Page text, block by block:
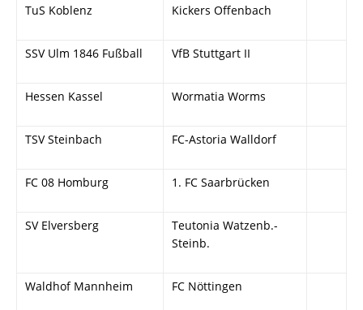
TuS Koblenz Kickers Offenbach
SSV Ulm 1846 Fußball VfB Stuttgart II
Hessen Kassel Wormatia Worms
TSV Steinbach FC-Astoria Walldorf
FC 08 Homburg 1. FC Saarbrücken
SV Elversberg
Teutonia Watzenb.-
Steinb.
Waldhof Mannheim FC Nöttingen